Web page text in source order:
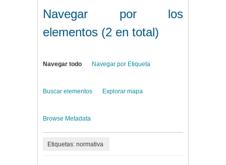
Navegar por los
elementos (2 en total)
Navegar todo Navegar por Etiqueta
Buscar elementos Explorar mapa
Browse Metadata
Etiquetas: normativa